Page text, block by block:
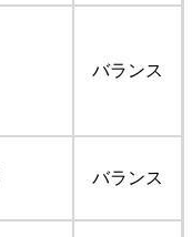
バランス
バランス